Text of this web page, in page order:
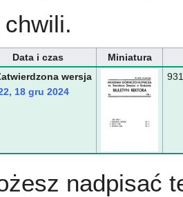
Data i czas
Miniatura
wersja
18 gru 2024
nadpisać